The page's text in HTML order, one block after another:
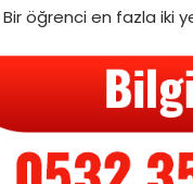
öğrenci en fazla iki